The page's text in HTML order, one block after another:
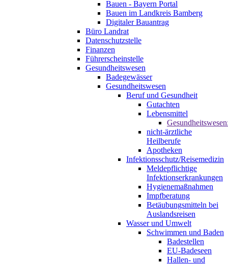
Bauen - Bayern Portal
Bauen im Landkreis Bamberg
Digitaler Bauantrag
Büro Landrat
Datenschutzstelle
Finanzen
Führerscheinstelle
Gesundheitswesen
Badegewässer
Gesundheitswesen
Beruf und Gesundheit
Gutachten
Lebensmittel
nicht-ärztliche
Heilberufe
Apotheken
Infektionsschutz/Reisemedizin
Meldepflichtige
Infektionserkrankungen
Hygienemaßnahmen
Impfberatung
Betäubungsmitteln bei
Auslandsreisen
Wasser und Umwelt
Schwimmen und Baden
Badestellen
EU-Badeseen
Hallen- und